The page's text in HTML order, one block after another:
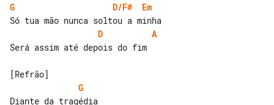
G
D/F#
Em
D
A
Será assim até depois do fim
G